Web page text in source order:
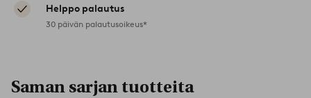
Helppo palautus
30 päivän palautusoikeus*
Saman sarjan tuotteita